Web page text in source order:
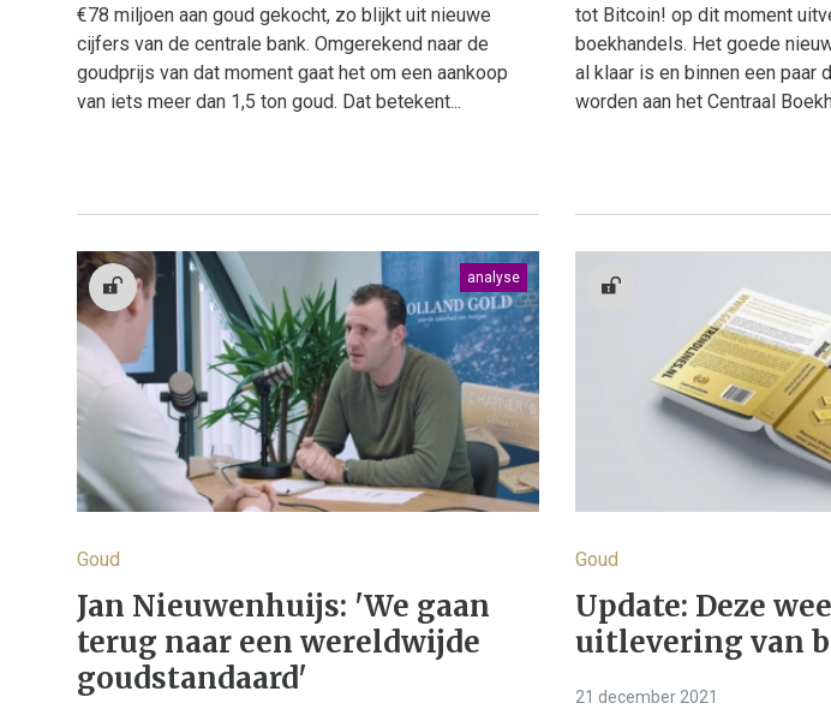
€78 miljoen aan goud gekocht, zo blijkt uit nieuwe
cijfers van de centrale bank. Omgerekend naar de
goudprijs van dat moment gaat het om een aankoop
van iets meer dan 1,5 ton goud. Dat betekent...
tot Bitcoin! op dit moment
boekhandels. Het goede
al klaar is en binnen een paar
worden aan het Centraal
analyse
Goud
Jan Nieuwenhuijs: 'We gaan
terug naar een wereldwijde
goudstandaard'
Goud
Update: Deze
uitlevering van
21 december 2021